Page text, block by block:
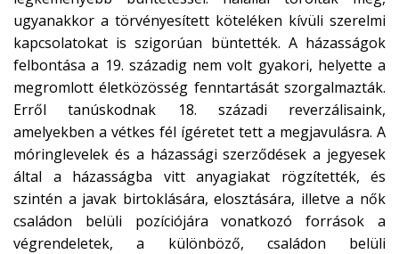
ugyanakkor a törvényesített köteléken kívüli szerelmi
kapcsolatokat is szigorúan büntették. A házasságok
felbontása a 19. századig nem volt gyakori, helyette a
megromlott életközösség fenntartását szorgalmazták.
Erről tanúskodnak 18. századi reverzálisaink,
amelyekben a vétkes fél ígéretet tett a megjavulásra. A
móringlevelek és a házassági szerződések a jegyesek
által a házasságba vitt anyagiakat rögzítették, és
szintén a javak birtoklására, elosztására, illetve a nők
családon belüli pozíciójára vonatkozó források a
végrendeletek, a különböző, családon belüli